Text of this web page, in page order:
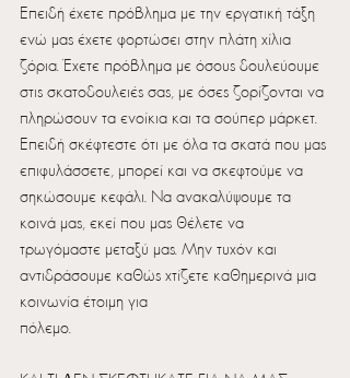
Επειδή έχετε πρόβληµα µε την εργατική τάξη
ενώ µας έχετε φορτώσει στην πλάτη χίλια
ζόρια. Έχετε πρόβληµα µε όσους δουλεύουµε
στις σκατοδουλειές σας, µε όσες ζορίζονται να
πληρώσουν τα ενοίκια και τα σούπερ µάρκετ.
Επειδή σκέφτεστε ότι µε όλα τα σκατά που µας
επιφυλάσσετε, µπορεί και να σκεφτούµε να
σηκώσουµε κεφάλι. Να ανακαλύψουµε τα
κοινά µας, εκεί που µας θέλετε να
τρωγόµαστε µεταξύ µας. Μην τυχόν και
αντιδράσουµε καθώς χτίζετε καθηµερινά µια
κοινωνία έτοιµη για
πόλεµο.